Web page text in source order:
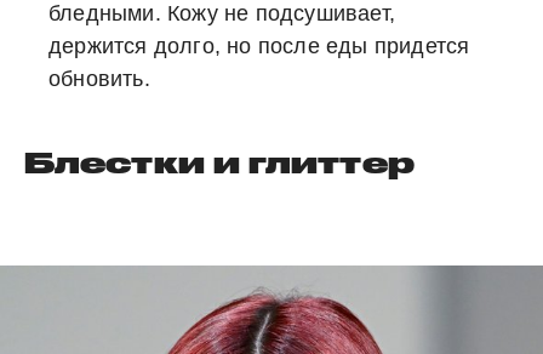
бледными. Кожу не подсушивает,
держится долго, но после еды придется
обновить.
Блестки и глиттер